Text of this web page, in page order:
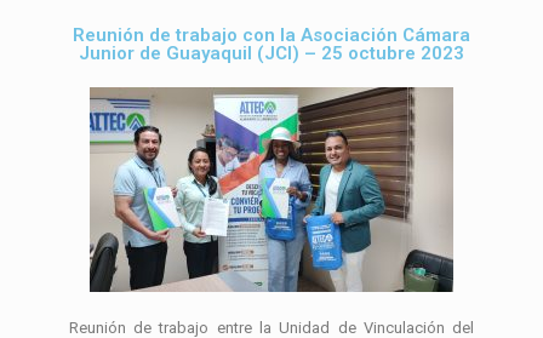
Reunión de trabajo con la Asociación Cámara
Junior de Guayaquil (JCI) – 25 octubre 2023
Reunión de trabajo entre la Unidad de Vinculación del